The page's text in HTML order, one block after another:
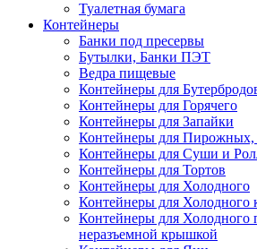
Туалетная бумага
Контейнеры
Банки под пресервы
Бутылки, Банки ПЭТ
Ведра пищевые
Контейнеры для
Контейнеры для Горячего
Контейнеры для Запайки
Контейнеры для Пирожных,
Контейнеры для Суши и
Контейнеры для Тортов
Контейнеры для Холодного
Контейнеры для Холодного
Контейнеры для Холодного
неразъемной крышкой